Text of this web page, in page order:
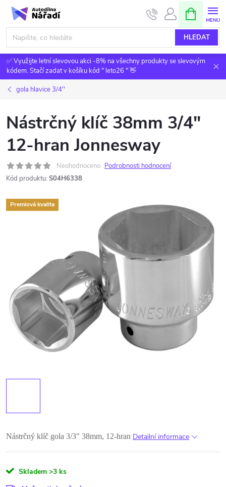
Přejít
obsah
HLEDAT
NÁKUPNÍ
KOŠÍK
✅ Využijte letní slevovou akci -8% na všechny produkty se slevovým
kódem. Stačí zadat v košíku kód " leto26 " 👋
gola hlavice 3/4''
Nástrčný klíč 38mm 3/4"
12-hran Jonnesway
Neohodnoceno Podrobnosti hodnocení
Kód produktu: S04H6338
Premiová kvalita
Nástrčný klíč gola 3/3" 38mm, 12-hran Detailní informace
Skladem >3 ks